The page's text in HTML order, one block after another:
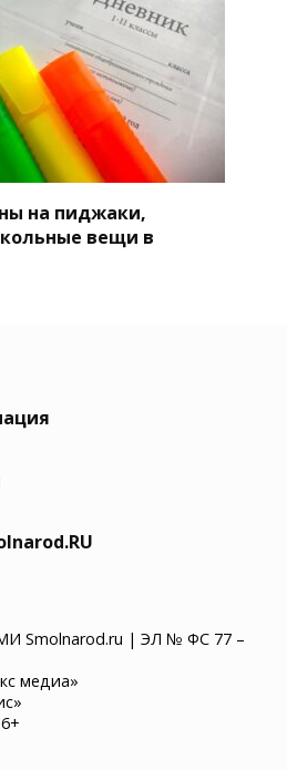
на пиджаки,
вещи в
Smolnarod.ru | ЭЛ № ФС 77 –
медиа»